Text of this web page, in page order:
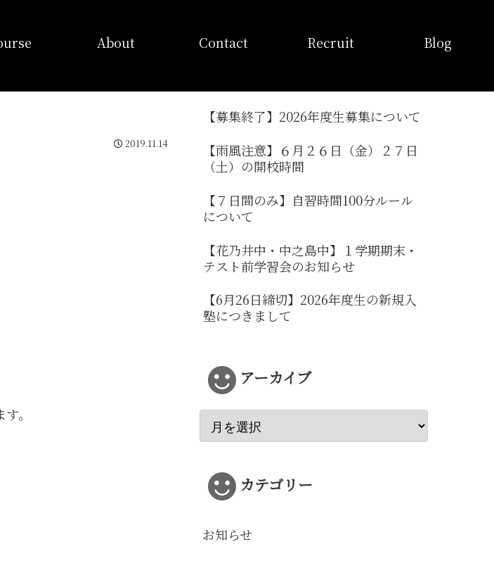
About
Contact
Recruit
Blog
2019.11.14
。
【募集終了】2026年度生募集について
【雨風注意】６月２６日（金）２７日
（土）の開校時間
【７日間のみ】自習時間100分ルール
について
【花乃井中・中之島中】１学期期末・
テスト前学習会のお知らせ
【6月26日締切】2026年度生の新規入
塾につきまして
アーカイブ
カテゴリー
お知らせ